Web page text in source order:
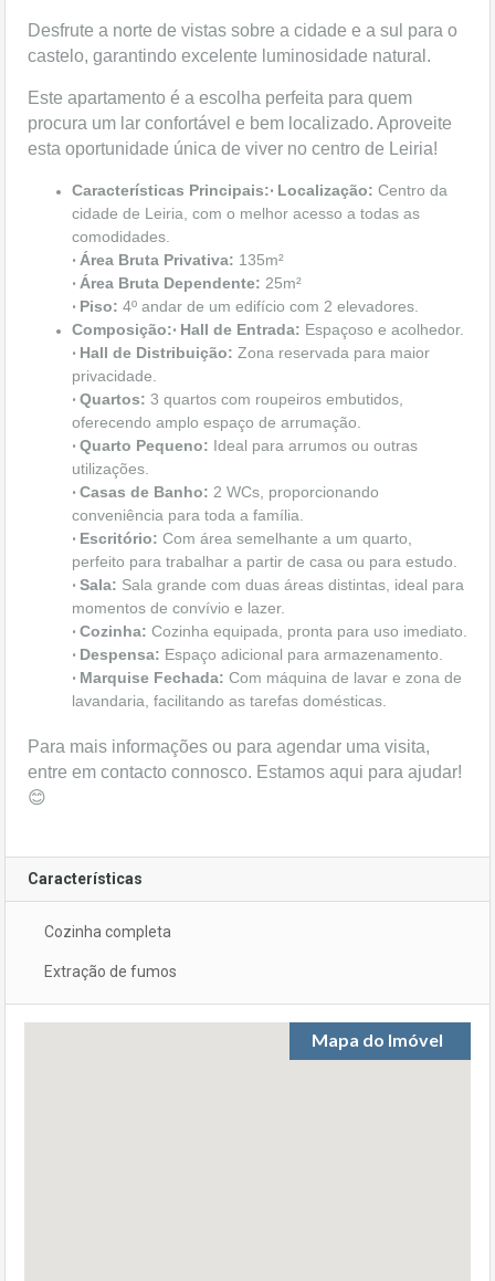
Desfrute a norte de vistas sobre a cidade e a sul para o
castelo, garantindo excelente luminosidade natural.
Este apartamento é a escolha perfeita para quem
procura um lar confortável e bem localizado. Aproveite
esta oportunidade única de viver no centro de Leiria!
Características Principais:• Localização: Centro da
cidade de Leiria, com o melhor acesso a todas as
comodidades.
• Área Bruta Privativa: 135m²
• Área Bruta Dependente: 25m²
• Piso: 4º andar de um edifício com 2 elevadores.
Composição:• Hall de Entrada: Espaçoso e acolhedor.
• Hall de Distribuição: Zona reservada para maior
privacidade.
• Quartos: 3 quartos com roupeiros embutidos,
oferecendo amplo espaço de arrumação.
• Quarto Pequeno: Ideal para arrumos ou outras
utilizações.
• Casas de Banho: 2 WCs, proporcionando
conveniência para toda a família.
• Escritório: Com área semelhante a um quarto,
perfeito para trabalhar a partir de casa ou para estudo.
• Sala: Sala grande com duas áreas distintas, ideal para
momentos de convívio e lazer.
• Cozinha: Cozinha equipada, pronta para uso imediato.
• Despensa: Espaço adicional para armazenamento.
• Marquise Fechada: Com máquina de lavar e zona de
lavandaria, facilitando as tarefas domésticas.
Para mais informações ou para agendar uma visita,
entre em contacto connosco. Estamos aqui para ajudar!
😊
Características
Cozinha completa
Extração de fumos
Mapa do Imóvel